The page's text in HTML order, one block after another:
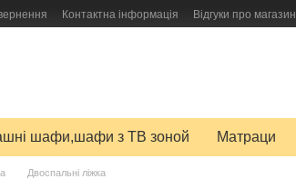
Контактна інформація
Відгуки про магазин
шафи,шафи з ТВ зоной Матраци
Двоспальні ліжка